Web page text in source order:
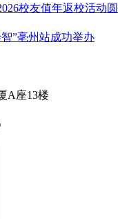
校友值年返校活动圆
”亳州站成功举办
A座13楼